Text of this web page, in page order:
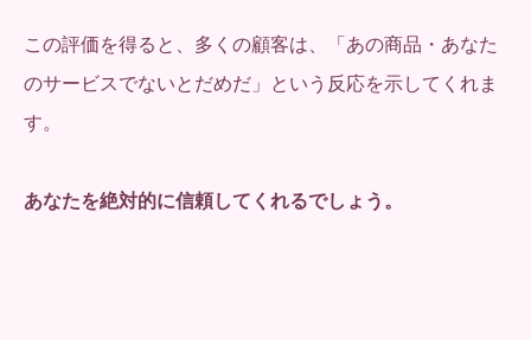
この評価を得ると、多くの顧客は、「あの商品・あなた
のサービスでないとだめだ」という反応を示してくれま
す。
あなたを絶対的に信頼してくれるでしょう。